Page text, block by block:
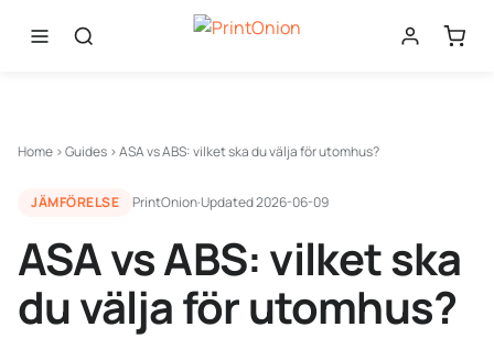
Home ›Guides ›ASA vs ABS: vilket ska du välja för utomhus?
JÄMFÖRELSE PrintOnion·Updated2026-06-09
ASA vs ABS: vilket ska
du välja för utomhus?